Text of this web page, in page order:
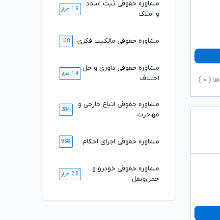
( ۰
مشاوره حقوقی ثبت اسناد
و املاک
1.9 هزار
مشاوره حقوقی مالکیت فکری 138
مشاوره حقوقی داوری و حل
اختلاف
1.4 هزار
مشاوره حقوقی اتباع خارجی و
مهاجرت
284
مشاوره حقوقی اجرای احکام 958
مشاوره حقوقی خودرو و
حمل‌ونقل
2.5 هزار